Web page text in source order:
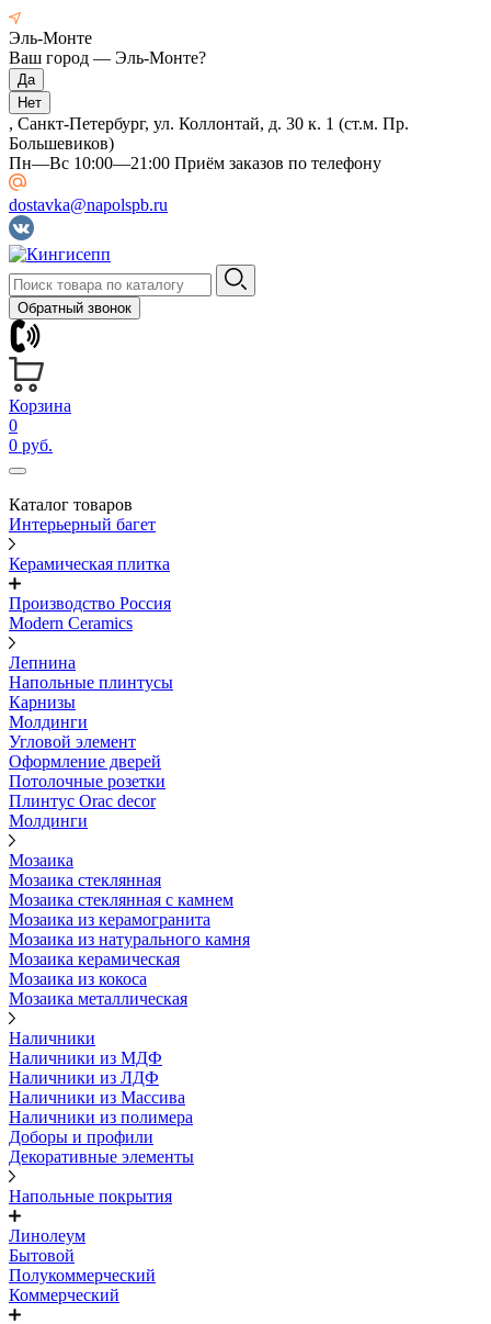
Эль-Монте
Ваш город — Эль-Монте?
, Санкт-Петербург, ул. Коллонтай, д. 30 к. 1 (ст.м. Пр.
Большевиков)
Пн—Вс 10:00—21:00 Приём заказов по телефону
dostavka@napolspb.ru
Обратный звонок
Корзина
0
0 руб.
Каталог товаров
Интерьерный багет
Керамическая плитка
Производство Россия
Modern Ceramics
Лепнина
Напольные плинтусы
Карнизы
Молдинги
Угловой элемент
Оформление дверей
Потолочные розетки
Плинтус Orac decor
Молдинги
Мозаика
Мозаика стеклянная
Мозаика стеклянная с камнем
Мозаика из керамогранита
Мозаика из натурального камня
Мозаика керамическая
Мозаика из кокоса
Мозаика металлическая
Наличники
Наличники из МДФ
Наличники из ЛДФ
Наличники из Массива
Наличники из полимера
Доборы и профили
Декоративные элементы
Напольные покрытия
Линолеум
Бытовой
Полукоммерческий
Коммерческий